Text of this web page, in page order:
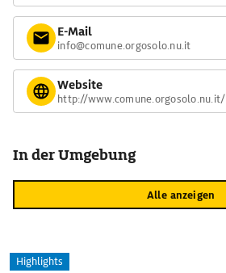
E-Mail
info@comune.orgosolo.nu.it
Website
http://www.comune.orgosolo.nu.it/
In der Umgebung
Alle anzeigen
Highlights